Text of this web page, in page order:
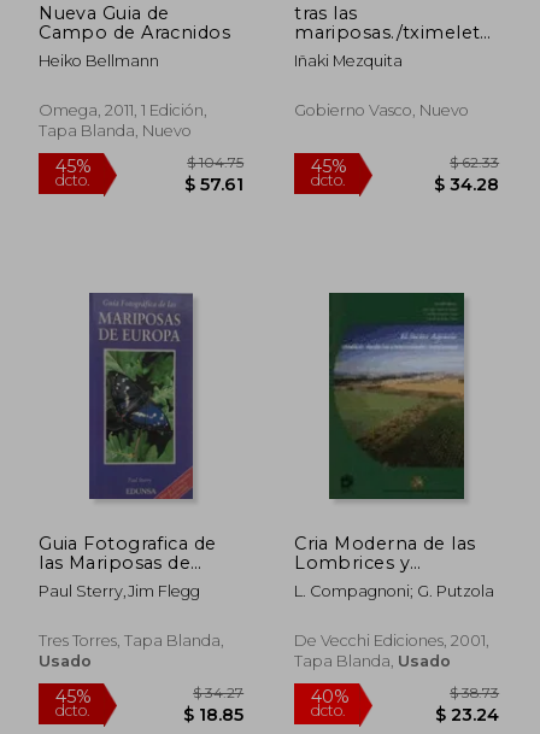
$ 138.44
Nueva Guia de
Campo de Aracnidos
Heiko Bellmann
Omega, 2011, 1 Edición,
Tapa Blanda, Nuevo
tras las
mariposas./tximeleten
atzetik.
Iñaki Mezquita
Gobierno Vasco, Nuevo
Guia Fotografica de
las Mariposas de
Europa
Paul Sterry,Jim Flegg
Tres Torres, Tapa Blanda,
Usado
Cria Moderna de las
Lombrices y
Utilizacion Rentable
del Humus
L. Compagnoni; G. Putzola
De Vecchi Ediciones, 2001,
Tapa Blanda, Usado